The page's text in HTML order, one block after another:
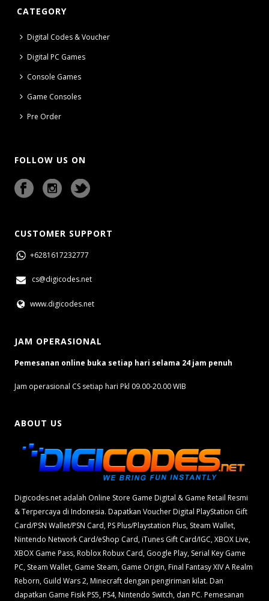
CATEGORY
Digital Codes & Voucher
Digital PC Games
Console Games
Game Consoles
Pre Order
FOLLOW US ON
CUSTOMER SUPPORT
+6281617232777
cs@digicodes.net
www.digicodes.net
JAM OPERASIONAL
Pemesanan online buka setiap hari selama 24 jam penuh
Jam operasional CS setiap hari Pkl 09.00-20.00 WIB
ABOUT US
Digicodes.net adalah Online Store Game Digital & Game Retail Resmi
& Terpercaya di Indonesia. Dapatkan Voucher Digital PlayStation Gift
Card/PSN Wallet/PSN Card, PS Plus/Playstation Plus, Steam Wallet,
Nintendo Network Card/eShop Card, iTunes Gift Card/IGC, XBOX Live,
XBOX Game Pass, Roblox Robux Card, Google Play, Serial Key Game
PC, Steam Wallet, Game Steam, Game Origin, Final Fantasy XIV A Realm
Reborn, Guild Wars 2, Minecraft dengan pengiriman kilat. Dan
dapatkan Game Fisik PS5, PS4, Nintendo Switch, dan PC. Pemesanan